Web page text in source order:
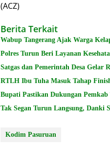
(ACZ)
Berita Terkait
Wabup Tangerang Ajak Warga
Polres Turun Beri Layanan
Satgas dan Pemerintah Desa Gelar
RTLH Ibu Tuha Masuk Tahap
Bupati Pastikan Dukungan
Tak Segan Turun Langsung, Danki
Kodim Pasuruan